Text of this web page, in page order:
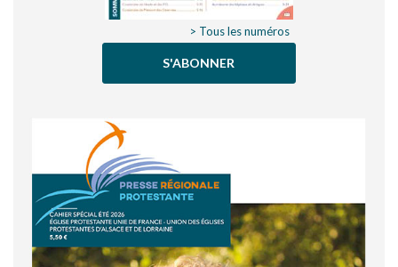
> Tous les numéros
S'ABONNER